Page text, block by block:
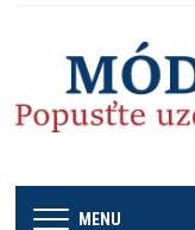
MENU